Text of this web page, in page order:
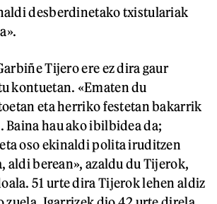
desberdinetako txistulariak
Tijero ere ez dira gaur
kontuetan. «Ematen du
eta herriko festetan bakarrik
Baina hau ako ibilbidea da;
oso ekinaldi polita iruditzen
aldi berean», azaldu du Tijerok,
51 urte dira Tijerok lehen aldiz